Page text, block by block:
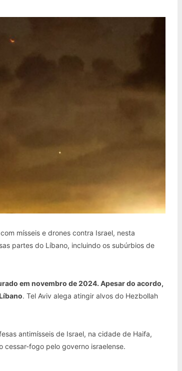
mísseis e drones contra Israel, nesta
partes do Líbano, incluindo os subúrbios de
em novembro de 2024. Apesar do acordo,
. Tel Aviv alega atingir alvos do Hezbollah
antimísseis de Israel, na cidade de Haifa,
cessar-fogo pelo governo israelense.